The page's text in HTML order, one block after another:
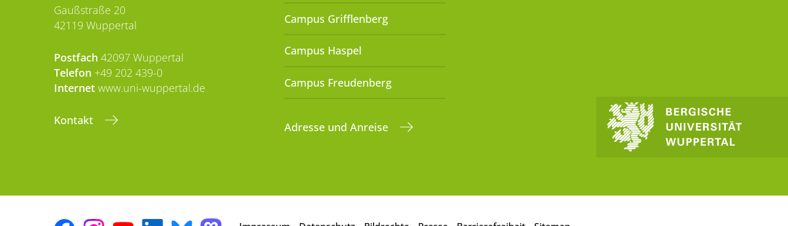
Gaußstraße 20
42119 Wuppertal
Postfach 42097 Wuppertal
Telefon +49 202 439-0
Internet www.uni-wuppertal.de
Kontakt
Campus Grifflenberg
Campus Haspel
Campus Freudenberg
Adresse und Anreise